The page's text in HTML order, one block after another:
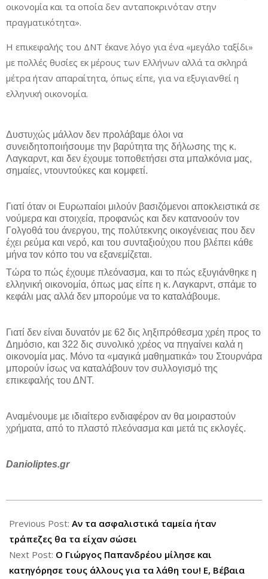
οικονομία και τα οποία δεν ανταποκρινόταν στην
πραγματικότητα».
Η επικεφαλής του ΔΝΤ έκανε λόγο για ένα «μεγάλο ταξίδι»
με πολλές θυσίες εκ μέρους των Ελλήνων αλλά τα σκληρά
μέτρα ήταν απαραίτητα, όπως είπε, για να εξυγιανθεί η
ελληνική οικονομία.
Δυστυχώς μάλλον δεν προλάβαμε όλοι να
συνειδητοποιήσουμε την βαρύτητα της δήλωσης της κ.
Λαγκαρντ, και δεν έχουμε τοποθετήσει στα μπαλκόνια μας,
σημαίες, ντουντούκες και κομφετί.
Γιατί όταν οι Ευρωπαίοι μιλούν βασιζόμενοι αποκλειστικά σε
νούμερα και στοιχεία, προφανώς και δεν κατανοούν τον
Γολγοθά του άνεργου, της πολύτεκνης οικογένειας που δεν
έχει ρεύμα και νερό, και του συνταξιούχου που βλέπει κάθε
μήνα τον κόπο του να εξανεμίζεται.
Τώρα το πώς έχουμε πλεόνασμα, και το πώς εξυγιάνθηκε η
ελληνική οικονομία, όπως μας είπε η κ. Λαγκαρντ, σπάμε το
κεφάλι μας αλλά δεν μπορούμε να το καταλάβουμε.
Γιατί δεν είναι δυνατόν με 62 δις ληξιπρόθεσμα χρέη προς το
Δημόσιο, και 322 δις συνολικό χρέος να πηγαίνει καλά η
οικονομία μας. Μόνο τα «μαγικά μαθηματικά» του Στουρνάρα
μπορούν ίσως να καταλάβουν τον συλλογισμό της
επικεφαλής του ΔΝΤ.
Αναμένουμε με ιδιαίτερο ενδιαφέρον αν θα μοιραστούν
χρήματα, από το πλαστό πλεόνασμα και μετά τις εκλογές.
Danioliptes.gr
02-
21
Previous Post: Αν τα ασφαλιστικά ταμεία ήταν
τράπεζες θα τα είχαν σώσει
Next Post: Ο Γιώργος Παπανδρέου μίλησε και
κατηγόρησε τους άλλους για τα λάθη του! Ε, Βέβαια